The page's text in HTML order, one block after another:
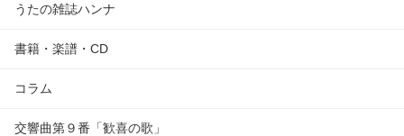
うたの雑誌ハンナ
書籍・楽譜・CD
コラム
交響曲第９番「歓喜の歌」